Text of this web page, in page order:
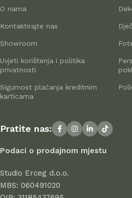
Proizvodnja namještaja
umjetnost
Proizvođači namještaja i kućnih
paletu proizvoda: od standardnih
namještaja iz radionica vrhunskih
istinske ljubitelje estetike. Na
najbolje modele modernih
ponudi se nalaze proizvodi
uspješno posluju, dokazujući svoju
profesionalnost.
Svi proizvodi u ponudi odlikuju se
atraktivnim dizajnom, dugim
O nama
Kontaktirajte nas
Showroom
Uvjeti korištenja i politika
privatnosti
Sigurnost plaćanja kreditnim
karticama
Pratite nas:
Podaci o prodajnom mjestu
Studio Erceg d.o.o.
MBS: 060491020